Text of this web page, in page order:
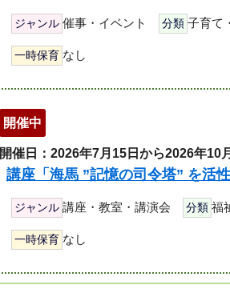
ジャンル 催事・イベント 分類 子育て
一時保育 なし
開催中
開催日：2026年7月15日から2026年10
講座「海馬 ”記憶の司令塔” を活
ジャンル 講座・教室・講演会 分類 福
一時保育 なし